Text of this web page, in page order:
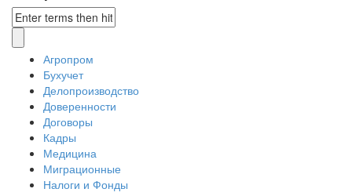
Агропром
Бухучет
Делопроизводство
Доверенности
Договоры
Кадры
Медицина
Миграционные
Налоги и Фонды